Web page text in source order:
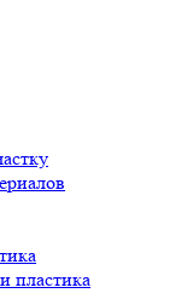
пластика